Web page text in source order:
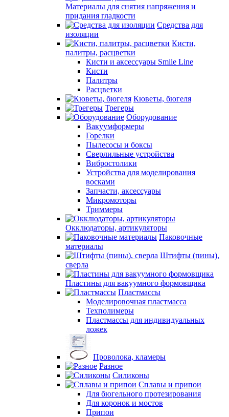
Материалы для снятия напряжения и
придания гладкости
Средства для
изоляции
Кисти,
палитры, расцветки
Кисти и аксессуары Smile Line
Кисти
Палитры
Расцветки
Кюветы, бюгеля
Трегеры
Оборудование
Вакуумформеры
Горелки
Пылесосы и боксы
Сверлильные устройства
Вибростолики
Устройства для моделирования
восками
Запчасти, аксессуары
Микромоторы
Триммеры
Окклюдаторы, артикуляторы
Паковочные
материалы
Штифты (пины),
сверла
Пластины для вакуумного формовщика
Пластмассы
Моделировочная пластмасса
Техполимеры
Пластмассы для индивидуальных
ложек
Проволока, кламеры
Разное
Силиконы
Сплавы и припои
Для бюгельного протезирования
Для коронок и мостов
Припои